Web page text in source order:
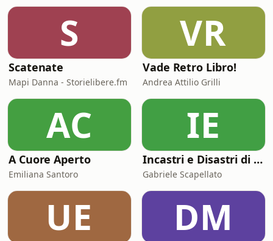
S
Scatenate
Mapi Danna - Storielibere.fm
VR
Vade Retro Libro!
Andrea Attilio Grilli
AC
A Cuore Aperto
Emiliana Santoro
IE
Incastri e Disastri di Coppia
Gabriele Scapellato
UE DM